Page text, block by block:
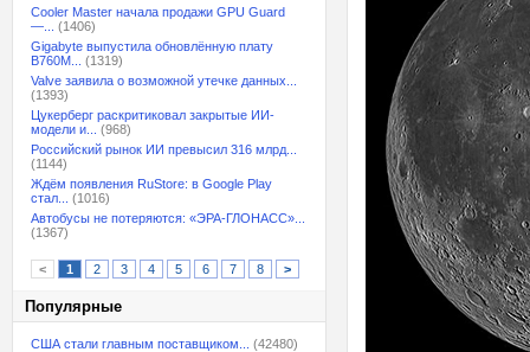
Cooler Master начала продажи GPU Guard
—...
(1406)
Gigabyte выпустила обновлённую плату
B760M...
(1319)
Valve заявила о возможной утечке данных...
(1393)
Цукерберг раскритиковал закрытые ИИ-
модели и...
(968)
Российский рынок ИИ превысил 316 млрд...
(1144)
Ждём появления RuStore: в Google Play
стал...
(1016)
Автобусы не потеряются: «ЭРА-ГЛОНАСС»...
(1367)
< 1 2 3 4 5 6 7 8 >
Популярные
США стали главным поставщиком...
(42480)